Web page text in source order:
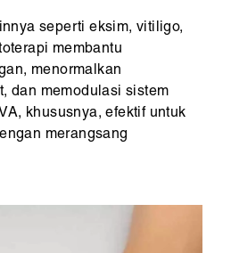
seperti eksim, vitiligo,
membantu
menormalkan
dan memodulasi sistem
khususnya, efektif untuk
merangsang